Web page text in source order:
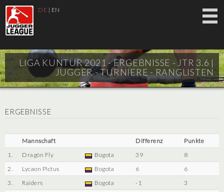
DE | EN
LIGA KUNTUR 2021 - ERGEBNISSE - JTR 3.6 |
JUGGER - TURNIERE - RANGLISTEN
ERGEBNISSE
Mannschaft Differenz
Punkte
1.
Dragón Fly Bogota 39
8
2.
Lycaon Pictus Bogota 6
6
3.
Raiders Bogota -1
3